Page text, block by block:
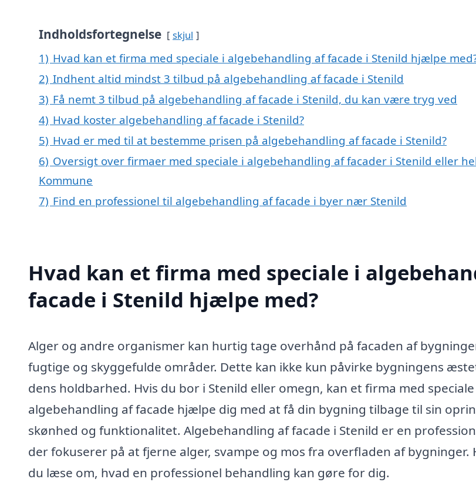
Indholdsfortegnelse skjul
1) Hvad kan et firma med speciale i algebehandling af facade i Stenild hjælpe
2) Indhent altid mindst 3 tilbud på algebehandling af facade i Stenild
3) Få nemt 3 tilbud på algebehandling af facade i Stenild, du kan være tryg ved
4) Hvad koster algebehandling af facade i Stenild?
5) Hvad er med til at bestemme prisen på algebehandling af facade i Stenild?
6) Oversigt over firmaer med speciale i algebehandling af facader i Stenild eller
Kommune
7) Find en professionel til algebehandling af facade i byer nær Stenild
Hvad kan et firma med speciale i
facade i Stenild hjælpe med?
Alger og andre organismer kan hurtig tage overhånd på facaden af
fugtige og skyggefulde områder. Dette kan ikke kun påvirke bygningens
dens holdbarhed. Hvis du bor i Stenild eller omegn, kan et firma med speciale
algebehandling af facade hjælpe dig med at få din bygning tilbage til sin
skønhed og funktionalitet. Algebehandling af facade i Stenild er en
der fokuserer på at fjerne alger, svampe og mos fra overfladen af bygninger.
du læse om, hvad en professionel behandling kan gøre for dig.